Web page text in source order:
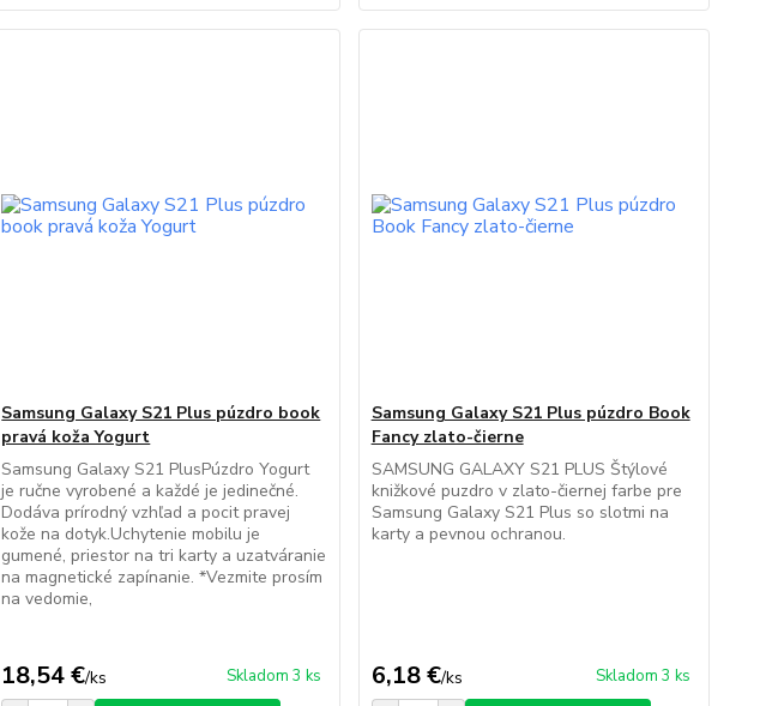
Samsung Galaxy S21 Plus púzdro book
pravá koža Yogurt
Samsung Galaxy S21 PlusPúzdro Yogurt
je ručne vyrobené a každé je jedinečné.
Dodáva prírodný vzhľad a pocit pravej
kože na dotyk.Uchytenie mobilu je
gumené, priestor na tri karty a uzatváranie
na magnetické zapínanie. *Vezmite prosím
na vedomie,
18,54 €/ks Skladom 3 ks
Samsung Galaxy S21 Plus púzdro Book
Fancy zlato-čierne
SAMSUNG GALAXY S21 PLUS Štýlové
knižkové puzdro v zlato-čiernej farbe pre
Samsung Galaxy S21 Plus so slotmi na
karty a pevnou ochranou.
6,18 €/ks Skladom 3 ks